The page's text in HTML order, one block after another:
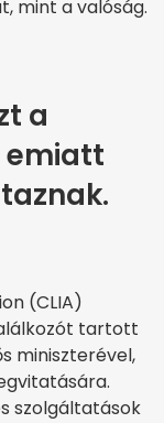
mint a valóság.
a
emiatt
(CLIA)
tartott
miniszterével,
szolgáltatások